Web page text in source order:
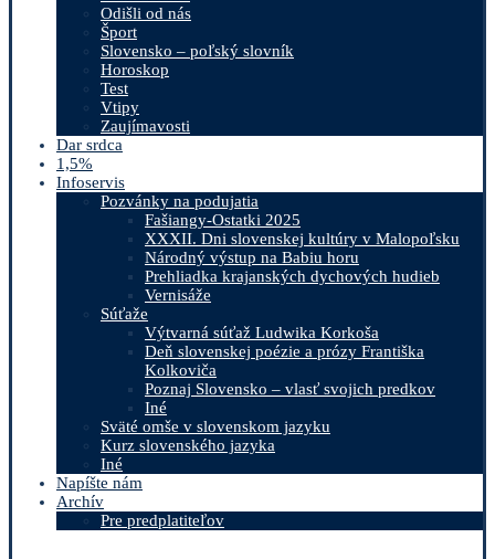
Odišli od nás
Šport
Slovensko – poľský slovník
Horoskop
Test
Vtipy
Zaujímavosti
Dar srdca
1,5%
Infoservis
Pozvánky na podujatia
Fašiangy-Ostatki 2025
XXXII. Dni slovenskej kultúry v Malopoľsku
Národný výstup na Babiu horu
Prehliadka krajanských dychových hudieb
Vernisáže
Súťaže
Výtvarná súťaž Ludwika Korkoša
Deň slovenskej poézie a prózy Františka
Kolkoviča
Poznaj Slovensko – vlasť svojich predkov
Iné
Sväté omše v slovenskom jazyku
Kurz slovenského jazyka
Iné
Napíšte nám
Archív
Pre predplatiteľov